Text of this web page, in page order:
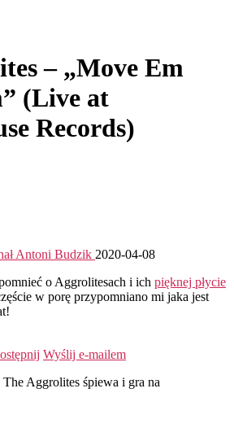
– „Move Em
(Live at
Records)
Antoni Budzik 2020-04-08
o Aggrolitesach i ich pięknej płycie
w porę przypomniano mi jaka jest
Wyślij e-mailem